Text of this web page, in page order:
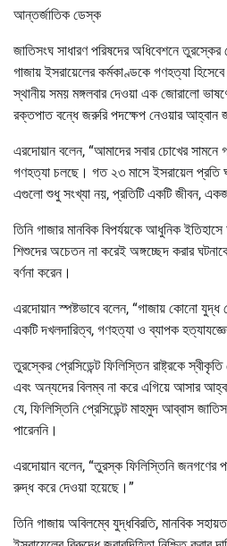
আন্তর্জাতিক ডেস্ক
জাতিসংঘ সাধারণ পরিষদের অধিবেশনে তুরস্কের
গাজায় ইসরায়েলের কর্মকাণ্ডকে গণহত্যা
স্থানীয় সময় মঙ্গলবার দেওয়া এক জোরালো
রক্তপাত বন্ধে জরুরি পদক্ষেপ নেওয়ার আহ্বান
এরদোয়ান বলেন, “আমাদের সবার চোখের সামনে
গণহত্যা চলছে। গত ২৩ মাসে ইসরায়েল প্রতি
এগুলো শুধু সংখ্যা নয়, প্রতিটি একটি জীবন,
তিনি গাজার মানবিক বিপর্যয়কে আধুনিক
শিশুদের অচেতন না করেই অঙ্গচ্ছেদ করার
বর্ণনা করেন।
এরদোয়ান স্পষ্টভাবে বলেন, “গাজায় কোনো
একটি দখলদারিত্ব, গণহত্যা ও ব্যাপক
তুরস্কের প্রেসিডেন্ট ফিলিস্তিন রাষ্ট্রকে
এবং অন্যদের বিলম্ব না করে এগিয়ে আসার
যে, ফিলিস্তিনি প্রেসিডেন্ট মাহমুদ আব্বাস
পারেননি।
এরদোয়ান বলেন, “তুরস্ক ফিলিস্তিনি জনগণের
রুদ্ধ করে দেওয়া হয়েছে।”
তিনি গাজায় অবিলম্বে যুদ্ধবিরতি, মানবিক